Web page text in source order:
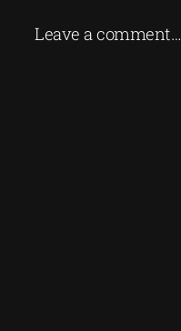
Leave a comment…